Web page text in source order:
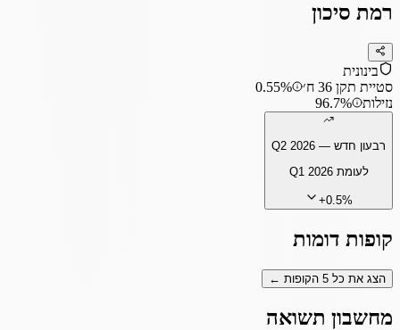
רמת סיכון
בינונית
סטיית תקן 36 ח׳
0.55%
נזילות
96.7%
רבעון חדש — Q2 2026
לעומתQ1 2026
+0.5%
קופות דומות
הצג את כל 5 הקופות ←
מחשבון תשואה